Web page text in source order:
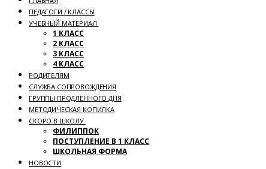
ПЕДАГОГИ / КЛАССЫ
УЧЕБНЫЙ МАТЕРИАЛ
1 КЛАСС
2 КЛАСС
3 КЛАСС
4 КЛАСС
РОДИТЕЛЯМ
СЛУЖБА СОПРОВОЖДЕНИЯ
ГРУППЫ ПРОДЛЕННОГО ДНЯ
МЕТОДИЧЕСКАЯ КОПИЛКА
СКОРО В ШКОЛУ
ФИЛИППОК
ПОСТУПЛЕНИЕ В 1 КЛАСС
ШКОЛЬНАЯ ФОРМА
НОВОСТИ